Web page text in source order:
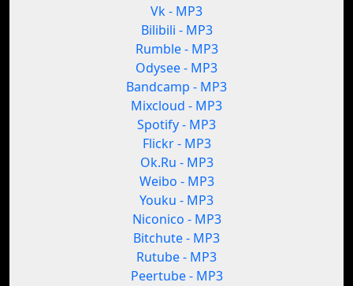
Vk - MP3
Bilibili - MP3
Rumble - MP3
Odysee - MP3
Bandcamp - MP3
Mixcloud - MP3
Spotify - MP3
Flickr - MP3
Ok.Ru - MP3
Weibo - MP3
Youku - MP3
Niconico - MP3
Bitchute - MP3
Rutube - MP3
Peertube - MP3